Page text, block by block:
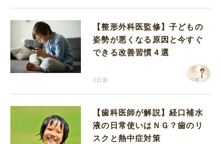
【整形外科医監修】子どもの
姿勢が悪くなる原因と今すぐ
できる改善習慣４選
3日前
【歯科医師が解説】経口補水
液の日常使いはＮＧ？歯のリ
スクと熱中症対策